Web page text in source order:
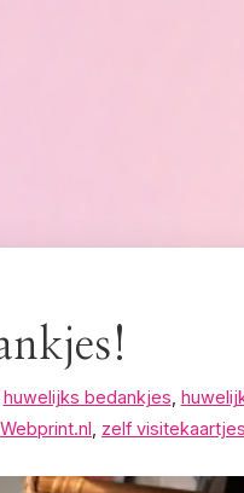
huwelijks bedankjes
Webprint.nl zelf